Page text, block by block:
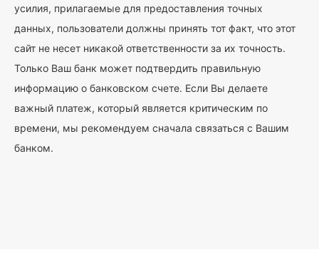
усилия, прилагаемые для предоставления точных
данных, пользователи должны принять тот факт, что этот
сайт не несет никакой ответственности за их точность.
Только Ваш банк может подтвердить правильную
информацию о банковском счете. Если Вы делаете
важный платеж, который является критическим по
времени, мы рекомендуем сначала связаться с Вашим
банком.